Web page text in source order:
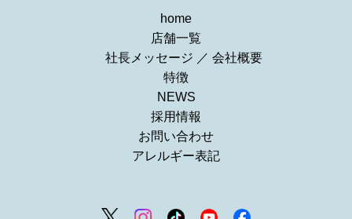
home
店舗一覧
社長メッセージ ／ 会社概要
特徴
NEWS
採用情報
お問い合わせ
アレルギー表記